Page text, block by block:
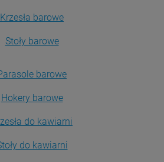
Krzesła barowe
Stoły barowe
barowe
Hokery barowe
do kawiarni
do kawiarni